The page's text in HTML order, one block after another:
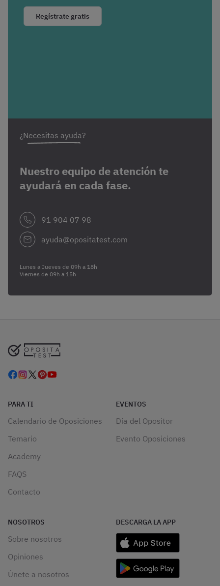
Regístrate gratis
¿Necesitas ayuda?
Nuestro equipo de atención te
ayudará en cada fase.
91 904 07 98
ayuda@opositatest.com
Lunes a Jueves de 09h a 18h
Viernes de 09h a 15h